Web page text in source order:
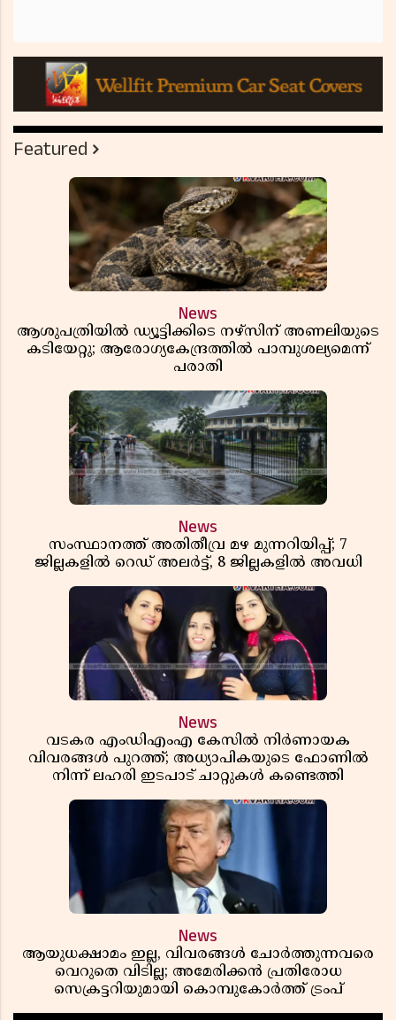
Featured
News
ആശുപത്രിയിൽ ഡ്യൂട്ടിക്കിടെ നഴ്സിന് അണലിയുടെ
കടിയേറ്റു; ആരോഗ്യകേന്ദ്രത്തിൽ പാമ്പുശല്യമെന്ന്
പരാതി
News
സംസ്ഥാനത്ത് അതിതീവ്ര മഴ മുന്നറിയിപ്പ്; 7
ജില്ലകളിൽ റെഡ് അലർട്ട്, 8 ജില്ലകളിൽ അവധി
News
വടകര എംഡിഎംഎ കേസിൽ നിർണായക
വിവരങ്ങൾ പുറത്ത്; അധ്യാപികയുടെ ഫോണിൽ
നിന്ന് ലഹരി ഇടപാട് ചാറ്റുകൾ കണ്ടെത്തി
News
ആയുധക്ഷാമം ഇല്ല, വിവരങ്ങൾ ചോർത്തുന്നവരെ
വെറുതെ വിടില്ല; അമേരിക്കൻ പ്രതിരോധ
സെക്രട്ടറിയുമായി കൊമ്പുകോർത്ത് ട്രംപ്